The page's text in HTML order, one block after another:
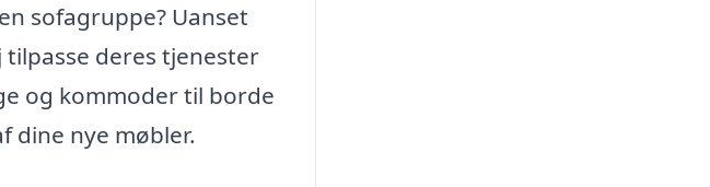
sofagruppe? Uanset
deres tjenester
og kommoder til borde
dine nye møbler.